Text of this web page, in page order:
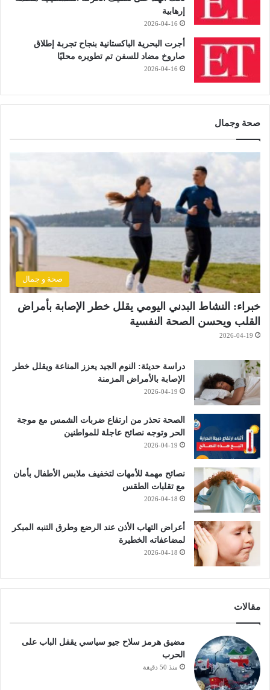
إرهابية
2026-04-16
أجرت البحرية الباكستانية بنجاح تجربة إطلاق
صاروخ مضاد للسفن تم تطويره محليًا
2026-04-16
صحة وجمال
صحة و جمال
خبراء: النشاط البدني اليومي يقلل خطر الإصابة بأمراض
القلب ويحسن الصحة النفسية
2026-04-19
دراسة حديثة: النوم الجيد يعزز المناعة ويقلل خطر
الإصابة بالأمراض المزمنة
2026-04-19
الصحة تحذر من ارتفاع ضربات الشمس مع موجة
الحر وتوجه نصائح عاجلة للمواطنين
2026-04-19
نصائح مهمة للأمهات لتخفيف ملابس الأطفال بأمان
مع تقلبات الطقس
2026-04-18
أعراض التهاب الأذن عند الرضع وطرق التنبه المبكر
لمضاعفاته الخطيرة
2026-04-18
مقالات
مضيق هرمز سلاح جيو سياسي يقفل الباب على
الحرب
منذ 50 دقيقة